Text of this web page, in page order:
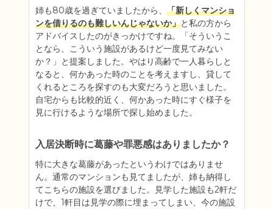
姉も80歳を過ぎていましたから、 「新しくマンショ
ンを借りるのも難しいんじゃないか」と私の方から
アドバイスしたのがきっかけですね。「そういうこ
となら、こういう施設があるけど一度見てみない
か？」と提案しました。やはり高齢で一人暮らしと
なると、何かあった時のことを考えますし、貸して
くれるところを探すのも大変だろうと思いました。
自宅からも比較的近く、何かあった時にすぐ様子を
見に行けるような場所で探し始めました。
入居決断時に葛藤や罪悪感はありましたか？
特に大きな葛藤があったというわけではありませ
ん。通常のマンションも見てましたが、姉も納得し
てこちらの施設を選びました。見学した施設も2軒だ
けで、1軒目は見学の際に埋まってしまい、今の施設